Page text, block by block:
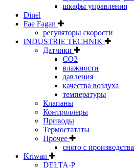
шкафы управления
Dinel
Fae Fagan
регуляторы скорости
INDUSTRIE TECHNIK
Датчики
CO2
влажности
давления
качества воздуха
температуры
Клапаны
Контроллеры
Приводы
Термостататы
Прочее
снято с производства
Kriwan
DELTA-P